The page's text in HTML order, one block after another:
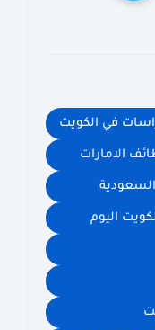
في الكويت
الامارات
اليوم